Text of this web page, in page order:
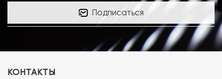
Подписаться
КОНТАКТЫ